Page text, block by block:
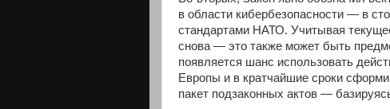
в области кибербезопасности — в
стандартами НАТО. Учитывая
снова — это также может быть
появляется шанс использовать
Европы и в кратчайшие сроки
пакет подзаконных актов —